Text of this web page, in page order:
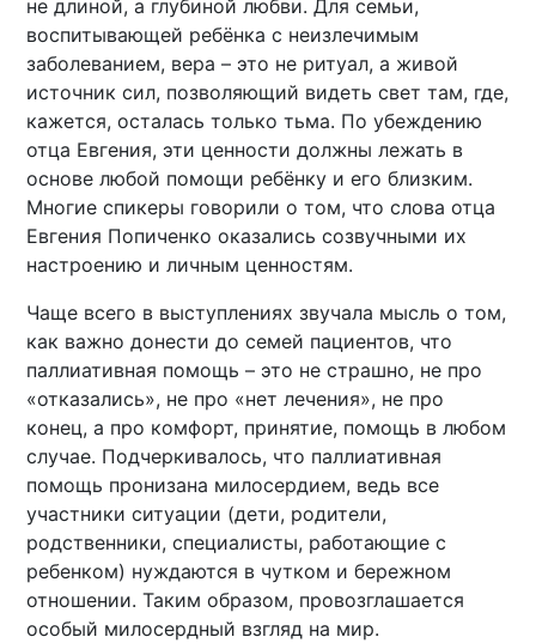
не длиной, а глубиной любви. Для семьи,
воспитывающей ребёнка с неизлечимым
заболеванием, вера – это не ритуал, а живой
источник сил, позволяющий видеть свет там, где,
кажется, осталась только тьма. По убеждению
отца Евгения, эти ценности должны лежать в
основе любой помощи ребёнку и его близким.
Многие спикеры говорили о том, что слова отца
Евгения Попиченко оказались созвучными их
настроению и личным ценностям.
Чаще всего в выступлениях звучала мысль о том,
как важно донести до семей пациентов, что
паллиативная помощь – это не страшно, не про
«отказались», не про «нет лечения», не про
конец, а про комфорт, принятие, помощь в любом
случае. Подчеркивалось, что паллиативная
помощь пронизана милосердием, ведь все
участники ситуации (дети, родители,
родственники, специалисты, работающие с
ребенком) нуждаются в чутком и бережном
отношении. Таким образом, провозглашается
особый милосердный взгляд на мир.